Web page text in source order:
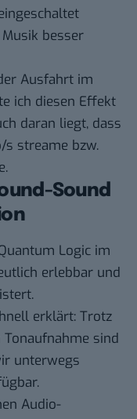
besser
Ausfahrt im
ich diesen Effekt
daran liegt, dass
s streame bzw.
Sound
Logic im
erlebbar und
erklärt: Trotz
sind
unterwegs
Audio-